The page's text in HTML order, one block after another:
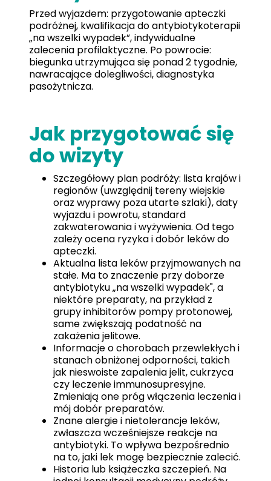
Przed wyjazdem: przygotowanie apteczki
podróżnej, kwalifikacja do antybiotykoterapii
„na wszelki wypadek”, indywidualne
zalecenia profilaktyczne. Po powrocie:
biegunka utrzymująca się ponad 2 tygodnie,
nawracające dolegliwości, diagnostyka
pasożytnicza.
Jak przygotować się
do wizyty
Szczegółowy plan podróży: lista krajów i
regionów (uwzględnij tereny wiejskie
oraz wyprawy poza utarte szlaki), daty
wyjazdu i powrotu, standard
zakwaterowania i wyżywienia. Od tego
zależy ocena ryzyka i dobór leków do
apteczki.
Aktualna lista leków przyjmowanych na
stałe. Ma to znaczenie przy doborze
antybiotyku „na wszelki wypadek", a
niektóre preparaty, na przykład z
grupy inhibitorów pompy protonowej,
same zwiększają podatność na
zakażenia jelitowe.
Informacje o chorobach przewlekłych i
stanach obniżonej odporności, takich
jak nieswoiste zapalenia jelit, cukrzyca
czy leczenie immunosupresyjne.
Zmieniają one próg włączenia leczenia i
mój dobór preparatów.
Znane alergie i nietolerancje leków,
zwłaszcza wcześniejsze reakcje na
antybiotyki. To wpływa bezpośrednio
na to, jaki lek mogę bezpiecznie zalecić.
Historia lub książeczka szczepień. Na